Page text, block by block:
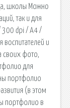
школы Можно
так и для
300 dpi / A4 /
и
своих фото,
для
портфолио
(в этом
портфолио в